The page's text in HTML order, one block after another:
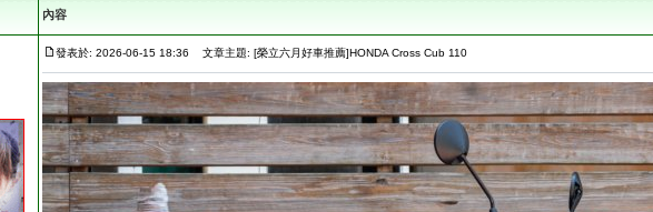
內容
發表於: 2026-06-15 18:36 文章主題: [榮立六月好車推薦]HONDA Cross Cub 110